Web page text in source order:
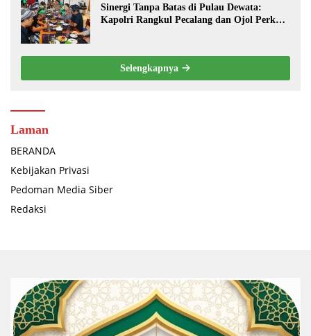
Sinergi Tanpa Batas di Pulau Dewata:
Kapolri Rangkul Pecalang dan Ojol Perkuat
Selengkapnya
Laman
BERANDA
Kebijakan Privasi
Pedoman Media Siber
Redaksi